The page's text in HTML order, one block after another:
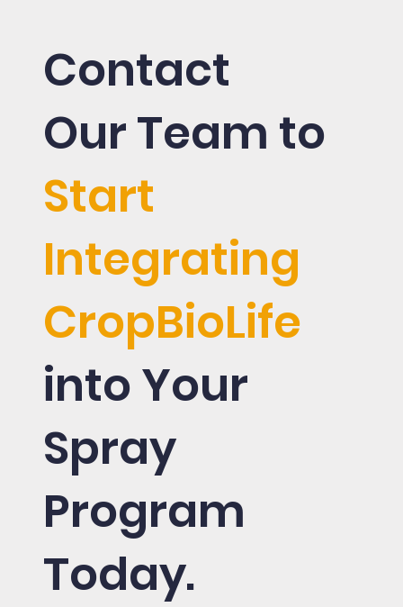
Contact
Our Team to
Start
Integrating
CropBioLife
into Your
Spray
Program
Today.